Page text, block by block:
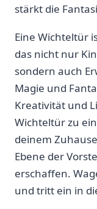
stärkt ‌die
Eine Wichteltür
das nicht nur
sondern auch
Magie und
Kreativität​ und
Wichteltür zu
⁢deinem
Ebene der
erschaffen.‌
und tritt ein in